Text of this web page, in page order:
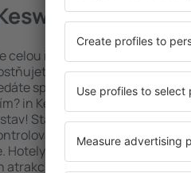
celou řadu hotelů. Žádný
hotel na vysoké úrovni
spíše místa s poklidnou
in Keswick na vás čeká
Stačí zvolit polohu a
způsob platby a
in Keswick se nacházejí
atrakcí, tak i v poklidnějších